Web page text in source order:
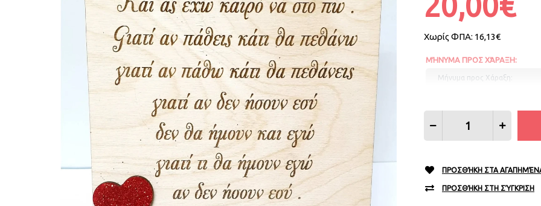
Χωρίς ΦΠΑ: 16,13€
ΜΉΝΥΜΑ ΠΡΟΣ ΧΆΡΑΞΗ:
ΠΡΟΣΘΉΚΗ ΣΤΑ
ΠΡΟΣΘΉΚΗ ΣΤΗ ΣΎΓΚΡΙΣΗ